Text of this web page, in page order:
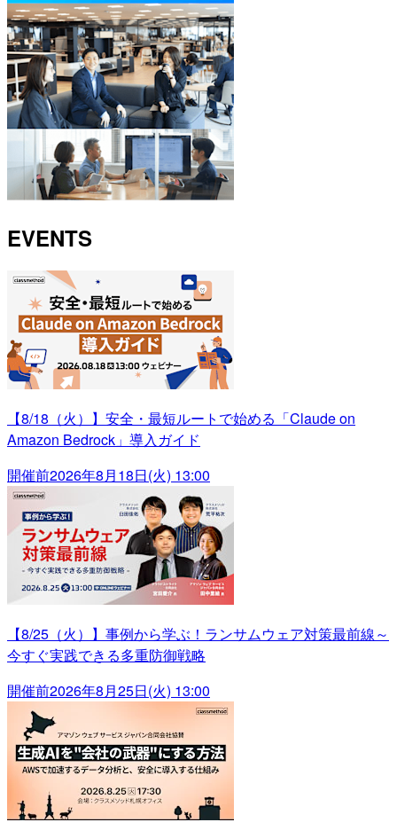
EVENTS
【8/18（火）】安全・最短ルートで始める「Claude on
Amazon Bedrock」導入ガイド
開催前2026年8月18日(火) 13:00
【8/25（火）】事例から学ぶ！ランサムウェア対策最前線～
今すぐ実践できる多重防御戦略
開催前2026年8月25日(火) 13:00